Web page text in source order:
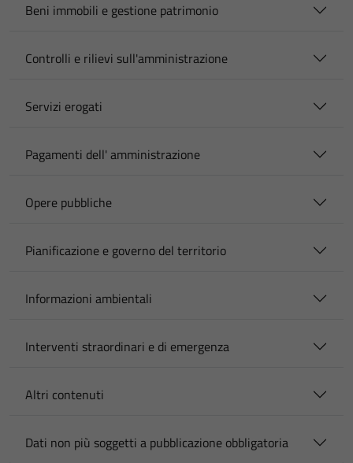
Beni immobili e gestione patrimonio
Controlli e rilievi sull'amministrazione
Servizi erogati
Pagamenti dell' amministrazione
Opere pubbliche
Pianificazione e governo del territorio
Informazioni ambientali
Interventi straordinari e di emergenza
Altri contenuti
Dati non più soggetti a pubblicazione obbligatoria